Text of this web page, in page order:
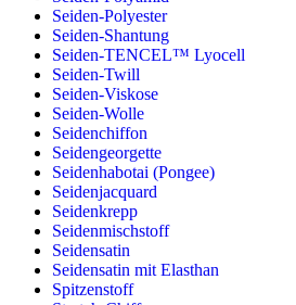
Seiden-Polyester
Seiden-Shantung
Seiden-TENCEL™ Lyocell
Seiden-Twill
Seiden-Viskose
Seiden-Wolle
Seidenchiffon
Seidengeorgette
Seidenhabotai (Pongee)
Seidenjacquard
Seidenkrepp
Seidenmischstoff
Seidensatin
Seidensatin mit Elasthan
Spitzenstoff